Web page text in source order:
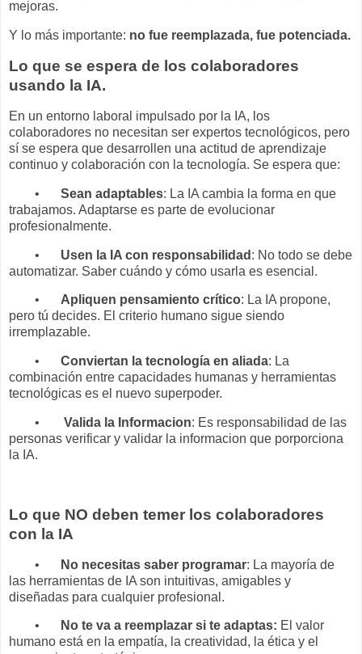
mejoras.
Y lo más importante: no fue reemplazada, fue potenciada.
Lo que se espera de los colaboradores
usando la IA.
En un entorno laboral impulsado por la IA, los
colaboradores no necesitan ser expertos tecnológicos, pero
sí se espera que desarrollen una actitud de aprendizaje
continuo y colaboración con la tecnología. Se espera que:
• Sean adaptables: La IA cambia la forma en que
trabajamos. Adaptarse es parte de evolucionar
profesionalmente.
• Usen la IA con responsabilidad : No todo se debe
automatizar. Saber cuándo y cómo usarla es esencial.
• Apliquen pensamiento crítico: La IA propone,
pero tú decides. El criterio humano sigue siendo
irremplazable.
• Conviertan la tecnología en aliada: La
combinación entre capacidades humanas y herramientas
tecnológicas es el nuevo superpoder.
• Valida la Informacion: Es responsabilidad de las
personas verificar y validar la informacion que porporciona
la IA.
Lo que NO deben temer los colaboradores
con la IA
• No necesitas saber programar: La mayoría de
las herramientas de IA son intuitivas, amigables y
diseñadas para cualquier profesional.
• No te va a reemplazar si te adaptas: El valor
humano está en la empatía, la creatividad, la ética y el